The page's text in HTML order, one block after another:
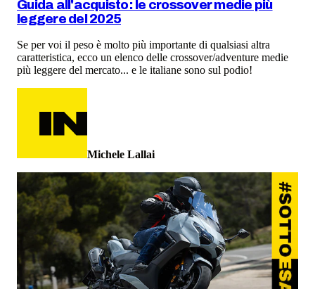
Guida all'acquisto: le crossover medie più
leggere del 2025
Se per voi il peso è molto più importante di qualsiasi altra
caratteristica, ecco un elenco delle crossover/adventure medie
più leggere del mercato... e le italiane sono sul podio!
Michele Lallai